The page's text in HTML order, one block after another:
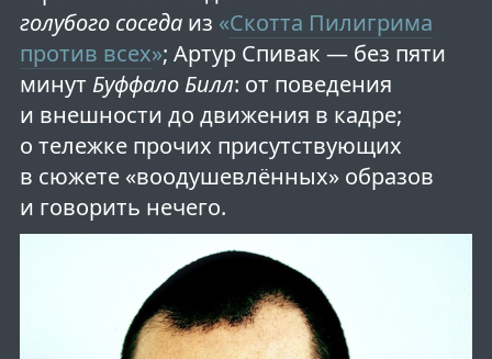
голубого соседаиз «Скотта Пилигрима
против всех»; Артур Спивак — без пяти
минут Буффало Билл: от поведения
и внешности до движения в кадре;
о тележке прочих присутствующих
в сюжете «воодушевлённых» образов
и говорить нечего.